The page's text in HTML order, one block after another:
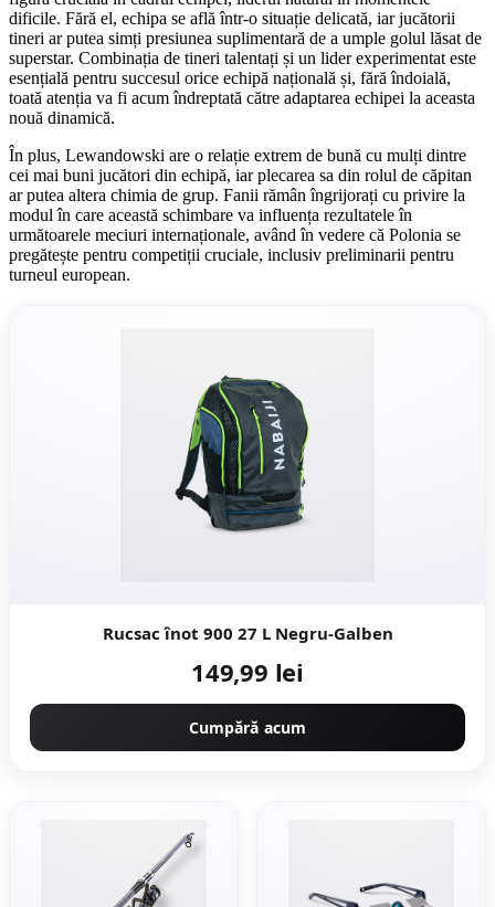
dificile. Fără el, echipa se află într-o situație delicată, iar jucătorii
tineri ar putea simți presiunea suplimentară de a umple golul lăsat de
superstar. Combinația de tineri talentați și un lider experimentat este
esențială pentru succesul orice echipă națională și, fără îndoială,
toată atenția va fi acum îndreptată către adaptarea echipei la aceasta
nouă dinamică.
În plus, Lewandowski are o relație extrem de bună cu mulți dintre
cei mai buni jucători din echipă, iar plecarea sa din rolul de căpitan
ar putea altera chimia de grup. Fanii rămân îngrijorați cu privire la
modul în care această schimbare va influența rezultatele în
următoarele meciuri internaționale, având în vedere că Polonia se
pregătește pentru competiții cruciale, inclusiv preliminarii pentru
turneul european.
Rucsac înot 900 27 L Negru-Galben
149,99 lei
Cumpără acum